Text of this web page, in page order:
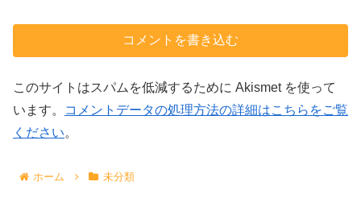
コメントを書き込む
このサイトはスパムを低減するために Akismet を使って
います。
コメントデータの処理方法の詳細はこちらをご覧
ください。
ホーム 未分類